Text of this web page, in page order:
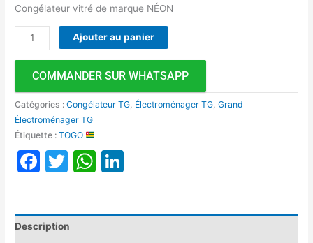
Congélateur vitré de marque NÉON
Ajouter au panier
COMMANDER SUR WHATSAPP
Catégories :Congélateur TG Électroménager TG ,Grand
Électroménager TG
Étiquette :TOGO
Facebook
TwitterWhatsApp
Description